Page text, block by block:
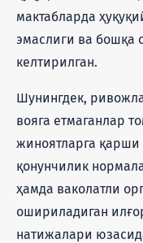
мактабларда
эмаслиги ва бошқа
келтирилган.
Шунингдек,
вояга етмаганлар
жиноятларга қарши
қонунчилик
ҳамда ваколатли
ошириладиган
натижалари